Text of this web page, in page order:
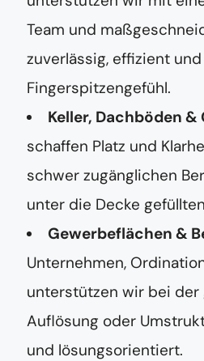
Team und
zuverlässig, effizient
Fingerspitzengefühl.
Keller, Dachböden &
schaffen Platz und
schwer zugänglichen
unter die Decke
Gewerbeflächen &
Unternehmen,
unterstützen wir bei der
Auflösung oder
und lösungsorientiert.